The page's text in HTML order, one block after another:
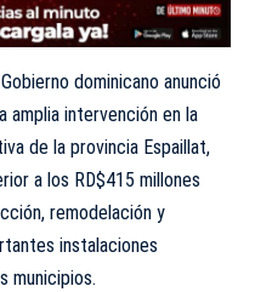
dominicano anunció
amplia intervención en la
de la provincia Espaillat,
a los RD$415 millones
remodelación y
instalaciones
municipios.